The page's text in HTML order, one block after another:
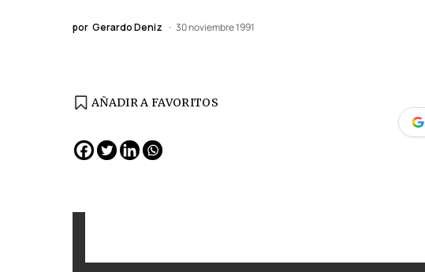
por Gerardo Deniz 30 noviembre 1991
AÑADIR A FAVORITOS